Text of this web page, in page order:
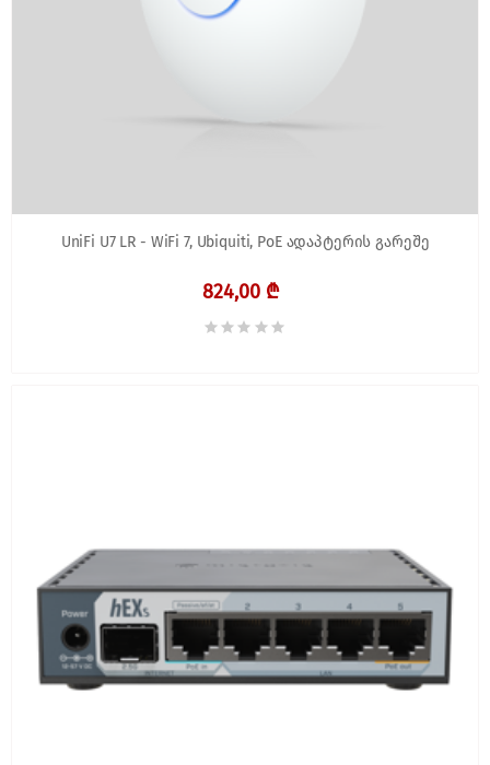
UniFi U7 LR - WiFi 7, Ubiquiti, PoE ადაპტერის გარეშე
824,00 ₾